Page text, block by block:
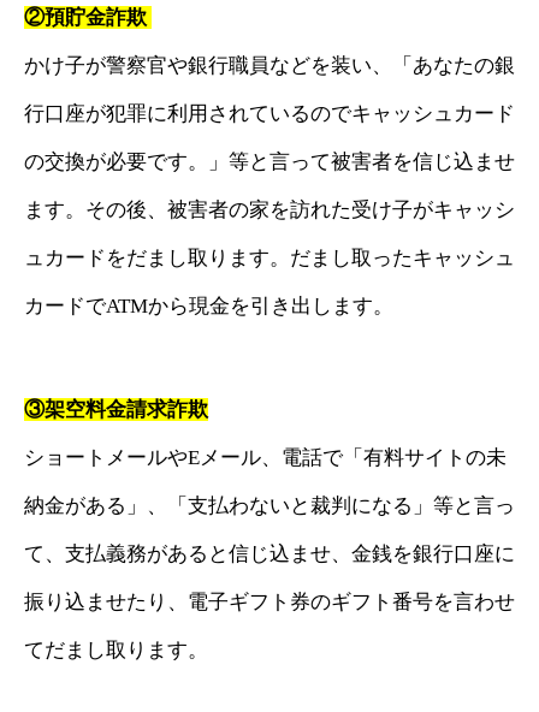
②預貯金詐欺
かけ子が警察官や銀行職員などを装い、「あなたの銀
行口座が犯罪に利用されているのでキャッシュカード
の交換が必要です。」等と言って被害者を信じ込ませ
ます。その後、被害者の家を訪れた受け子がキャッシ
ュカードをだまし取ります。だまし取ったキャッシュ
カードでATMから現金を引き出します。
③架空料金請求詐欺
ショートメールやEメール、電話で「有料サイトの未
納金がある」、「支払わないと裁判になる」等と言っ
て、支払義務があると信じ込ませ、金銭を銀行口座に
振り込ませたり、電子ギフト券のギフト番号を言わせ
てだまし取ります。